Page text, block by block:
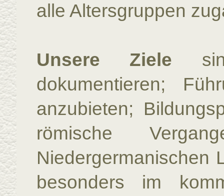
alle Altersgruppen
Unsere Ziele
dokumentieren;
anzubieten;
römische
Niedergermanischen
besonders im